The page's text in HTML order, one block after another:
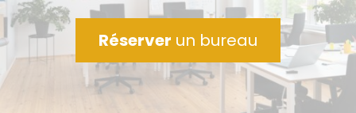
Réserver un bureau